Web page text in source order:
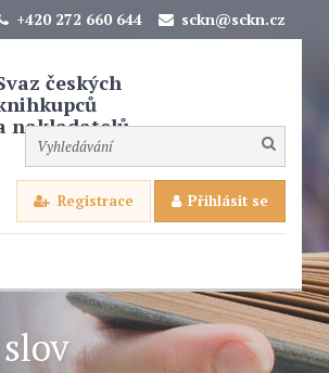
+420 272 660 644 sckn@sckn.cz
českých
nakladatelů
Registrace Přihlásit se